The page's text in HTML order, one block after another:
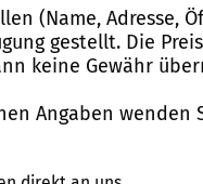
(Name,
gestellt. Die
keine Gewähr
Angaben wenden